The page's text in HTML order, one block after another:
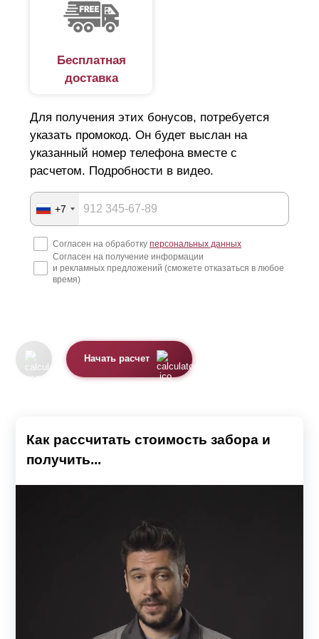
Бесплатная
доставка
Для получения этих бонусов, потребуется
указать промокод. Он будет выслан на
указанный номер телефона вместе с
расчетом. Подробности в видео.
+7
Согласен на обработку персональных данных
Согласен на получение информации
и рекламных предложений (сможете отказаться в любое
время)
Начать расчет
Как рассчитать стоимость забора и
получить...